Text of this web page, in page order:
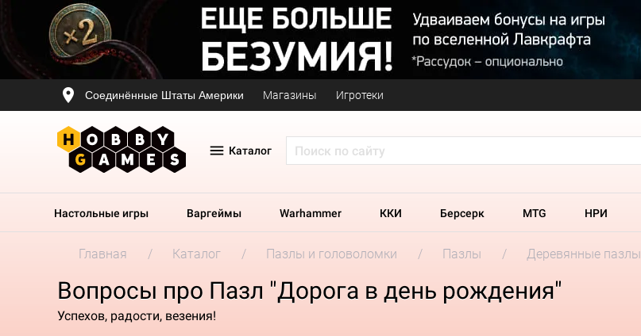
Соединённые Штаты Америки Магазины Игротеки
Каталог
Настольные игры Варгеймы Warhammer ККИ Берсерк MTG НРИ
Главная Каталог Пазлы и головоломки Пазлы Деревянные пазлы
Вопросы про Пазл "Дорога в день рождения"
Успехов, радости, везения!